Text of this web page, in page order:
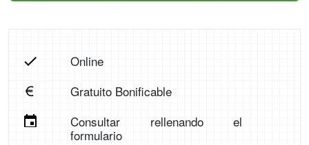
Online
Gratuito Bonificable
Consultar rellenando el
formulario